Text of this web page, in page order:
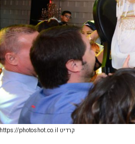
קרדיט https://photoshot.co.il